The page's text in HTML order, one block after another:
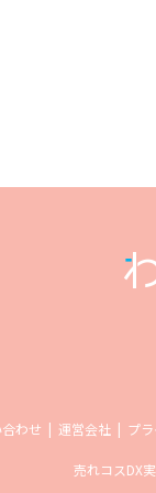
わせ 運営会社 プ
売れコスDX